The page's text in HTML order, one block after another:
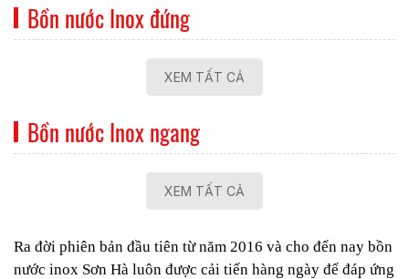
Bồn nước Inox đứng
XEM TẤT CẢ
Bồn nước Inox ngang
XEM TẤT CẢ
Ra đời phiên bản đầu tiên từ năm 2016 và cho đến nay bồn
nước inox Sơn Hà luôn được cải tiến hàng ngày để đáp ứng